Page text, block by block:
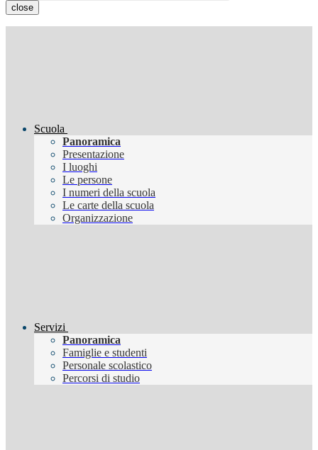
close
Scuola
Panoramica
Presentazione
I luoghi
Le persone
I numeri della scuola
Le carte della scuola
Organizzazione
Servizi
Panoramica
Famiglie e studenti
Personale scolastico
Percorsi di studio